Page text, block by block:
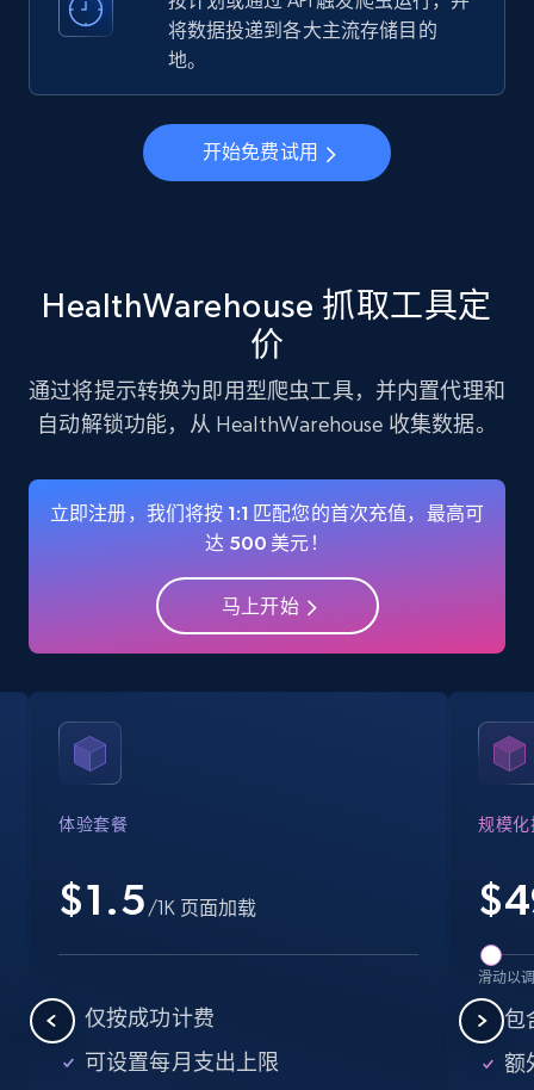
business account, Is professional account, Is
verified, and more.
Instagram - Profiles - Collect profile
information by user name
Account, Fbid, ID, Followers, Posts count, Is
3.5K+
Crunchbase companies information
Name, URL, ID, Cb rank, Region, About,
15.6K+
Crunchbase companies information -
15.6K+ 1.6K+
将数据投递到各大主流存储目的
地。
开始免费试用
HealthWarehouse 抓取工具定
价
通过将提示转换为即用型爬虫工具，并内置代理和
自动解锁功能，从 HealthWarehouse 收集数据。
立即注册，我们将按 1:1 匹配您的首次充值，最高可
达 500 美元！
马上开始
体验套餐
$1.5 /1K 页面加载
仅按成功计费
可设置每月支出上限
规模化
$
滑动以
包
额